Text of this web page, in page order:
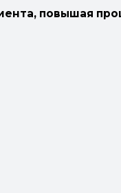
повышая